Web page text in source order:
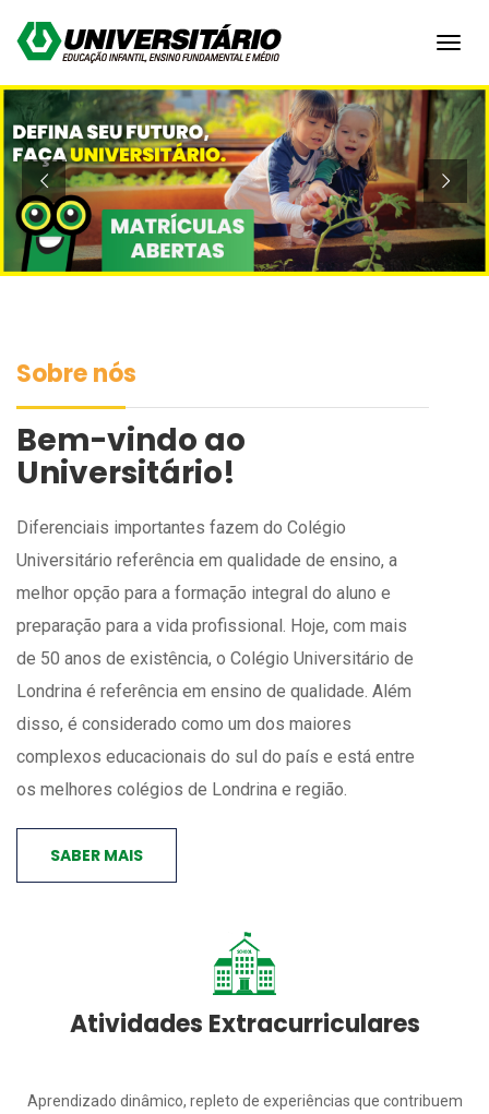
Sobre nós
Bem-vindo ao
Universitário!
Diferenciais importantes fazem do Colégio
Universitário referência em qualidade de ensino, a
melhor opção para a formação integral do aluno e
preparação para a vida profissional. Hoje, com mais
de 50 anos de existência, o Colégio Universitário de
Londrina é referência em ensino de qualidade. Além
disso, é considerado como um dos maiores
complexos educacionais do sul do país e está entre
os melhores colégios de Londrina e região.
SABER MAIS
Atividades Extracurriculares
Aprendizado dinâmico, repleto de experiências que contribuem